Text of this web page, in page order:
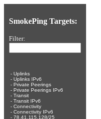
SmokePing Targets:
Filter:
- Uplinks
- Uplinks IPv6
- Private Peerings
- Private Peerings IPv6
- Transit
- Transit IPv6
- Connectivity
- Connectivity IPv6
- 78.41.115.128/25